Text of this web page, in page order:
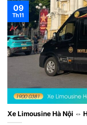
Xe Limousine Hà Nội ⇔
09
Th11